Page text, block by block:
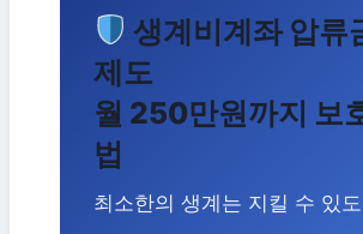
생계비계좌 압류
제도
월 250만원까지 보
법
최소한의 생계는 지킬 수 있